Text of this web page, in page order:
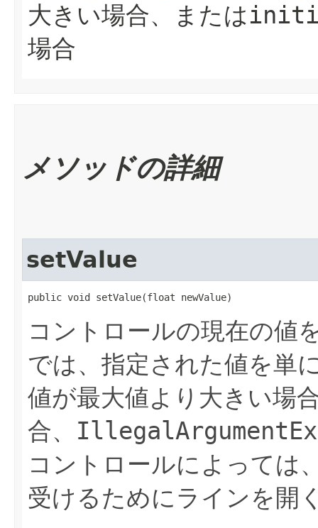
大きい場合、または
場合
メソッドの詳細
setValue
public void setValue​(float newValue)
コントロールの現在の値
では、指定された値を単
値が最大値より大きい場
合、
コントロールによっては
受けるためにラインを開